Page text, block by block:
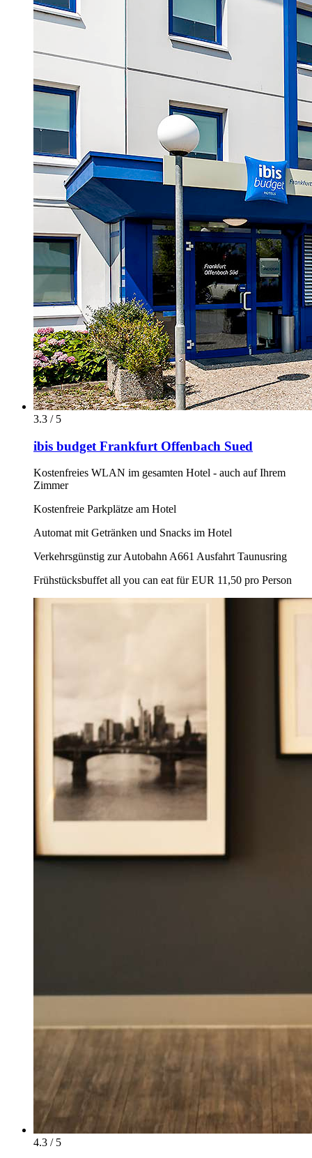
3.3 / 5
ibis budget Frankfurt Offenbach Sued
Kostenfreies WLAN im gesamten Hotel - auch auf Ihrem
Zimmer
Kostenfreie Parkplätze am Hotel
Automat mit Getränken und Snacks im Hotel
Verkehrsgünstig zur Autobahn A661 Ausfahrt Taunusring
Frühstücksbuffet all you can eat für EUR 11,50 pro Person
4.3 / 5